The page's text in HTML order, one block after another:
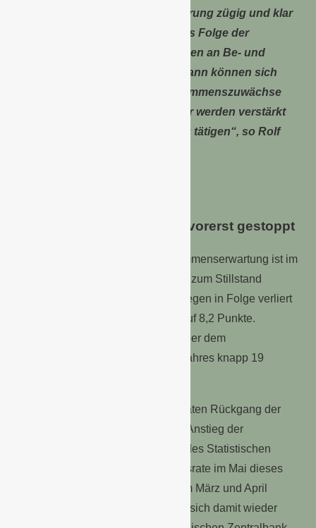
gehört auch, dass von der Regierung zügig und klar
kommuniziert wird, was auf sie als Folge der
anstehenden Haushaltsberatungen an Be- und
Entlastungen zukommen wird. Dann können sich
auch die spürbaren realen Einkommenszuwächse
durchsetzen und die Verbraucher werden verstärkt
bereit sein, größere Ausgaben zu tätigen“, so Rolf
Einkommenserwartung ist vorerst gestoppt
Der klare Aufwärtstrend der Einkommenserwartung ist im
Juni – zumindest für den Moment – zum Stillstand
gekommen. Nach zuletzt vier Anstiegen in Folge verliert
der Indikator 4,3 Zähler und sinkt auf 8,2 Punkte.
Dennoch beträgt das Plus gegenüber dem
entsprechenden Zeitraum des Vorjahres knapp 19
Wesentlicher Grund für den moderaten Rückgang der
Einkommensaussichten dürfte der Anstieg der
Inflationsrate sein. Nach Angaben des Statistischen
Bundesamtes betrug die Teuerungsrate im Mai dieses
Jahres 2,4 Prozent, nachdem sie im März und April
jeweils bei 2,2 Prozent lag. Sie hat sich damit wieder